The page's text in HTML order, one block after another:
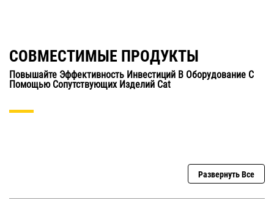
СОВМЕСТИМЫЕ ПРОДУКТЫ
Повышайте Эффективность Инвестиций В Оборудование С
Помощью Сопутствующих Изделий Cat
Развернуть Все